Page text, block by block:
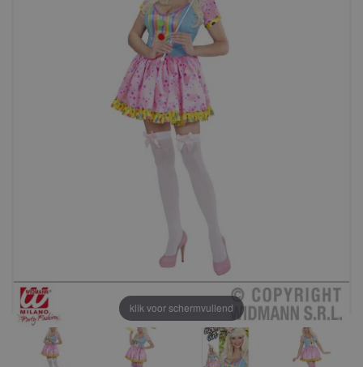
klik voor schermvullend